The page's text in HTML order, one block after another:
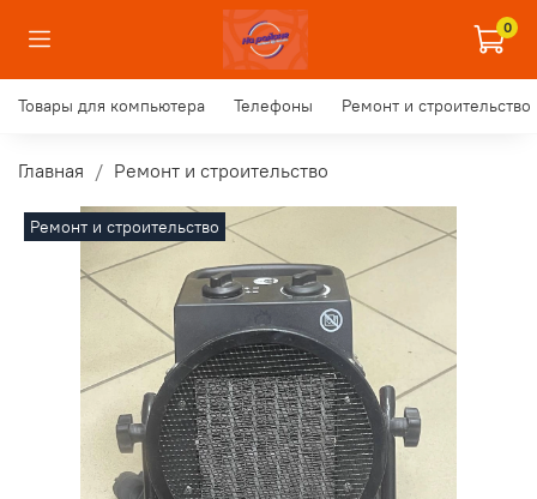
0
Товары для компьютера Телефоны Ремонт и строительство
Главная Ремонт и строительство
Ремонт и строительство